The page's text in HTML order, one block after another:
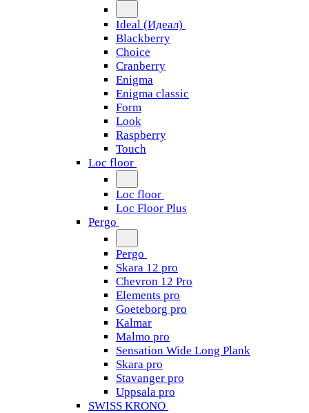
Ideal (Идеал)
Blackberry
Choice
Cranberry
Enigma
Enigma classic
Form
Look
Raspberry
Touch
Loc floor
Loc floor
Loc Floor Plus
Pergo
Pergo
Skara 12 pro
Chevron 12 Pro
Elements pro
Goeteborg pro
Kalmar
Malmo pro
Sensation Wide Long Plank
Skara pro
Stavanger pro
Uppsala pro
SWISS KRONO